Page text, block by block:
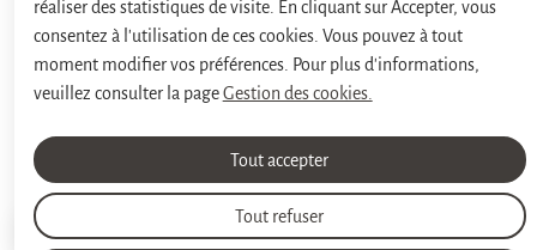
réaliser des statistiques de visite. En cliquant sur Accepter, vous
consentez à l'utilisation de ces cookies. Vous pouvez à tout
moment modifier vos préférences. Pour plus d'informations,
veuillez consulter la pageGestion des cookies.
Tout accepter
Tout refuser
Aller
au
menu
Aller à la
recherche
Aller au
contenu
principal
Consulter le
plan du site
Règlement Local de Publicité
Accueil